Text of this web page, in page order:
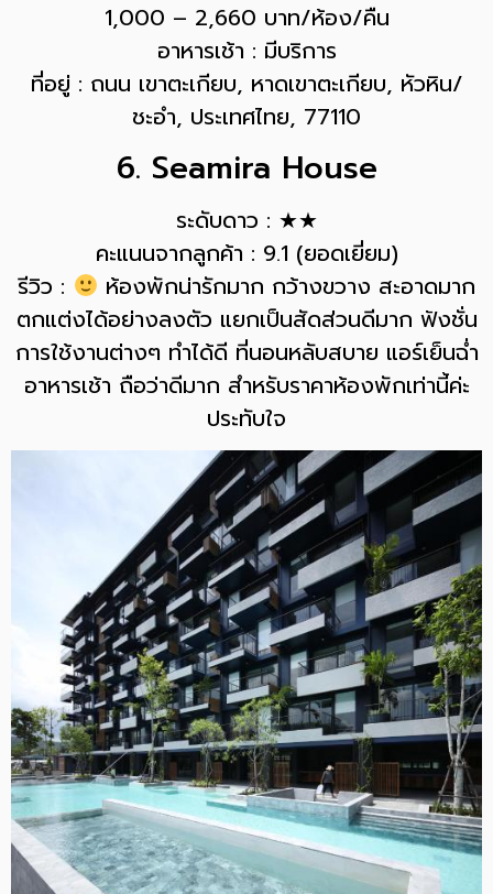
1,000 – 2,660 บาท/ห้อง/คืน
อาหารเช้า : มีบริการ
ที่อยู่ : ถนน เขาตะเกียบ, หาดเขาตะเกียบ, หัวหิน/
ชะอำ, ประเทศไทย, 77110
6. Seamira House
ระดับดาว : ★★
คะแนนจากลูกค้า : 9.1 (ยอดเยี่ยม)
รีวิว :
ห้องพักน่ารักมาก กว้างขวาง สะอาดมาก
ตกแต่งได้อย่างลงตัว แยกเป็นสัดส่วนดีมาก ฟังชั่น
การใช้งานต่างๆ ทำได้ดี ที่นอนหลับสบาย แอร์เย็นฉ่ำ
อาหารเช้า ถือว่าดีมาก สำหรับราคาห้องพักเท่านี้ค่ะ
ประทับใจ